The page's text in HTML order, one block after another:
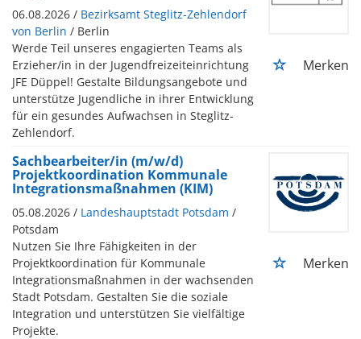
06.08.2026 / Bezirksamt Steglitz-Zehlendorf
von Berlin / Berlin
Werde Teil unseres engagierten Teams als
Erzieher/in in der Jugendfreizeiteinrichtung
JFE Düppel! Gestalte Bildungsangebote und
unterstütze Jugendliche in ihrer Entwicklung
für ein gesundes Aufwachsen in Steglitz-
Zehlendorf.
Merken
Sachbearbeiter/in (m/w/d)
Projektkoordination Kommunale
Integrationsmaßnahmen (KIM)
05.08.2026 / Landeshauptstadt Potsdam /
Potsdam
Nutzen Sie Ihre Fähigkeiten in der
Projektkoordination für Kommunale
Integrationsmaßnahmen in der wachsenden
Stadt Potsdam. Gestalten Sie die soziale
Integration und unterstützen Sie vielfältige
Projekte.
Merken